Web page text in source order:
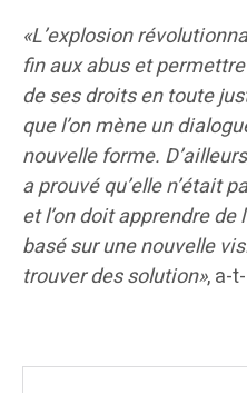
«L’explosion
fin aux abus et
de ses droits en toute
que l’on mène un
nouvelle forme.
a prouvé qu’elle n’était
et l’on doit apprendre
basé sur une nouvelle
trouver des solution», a-